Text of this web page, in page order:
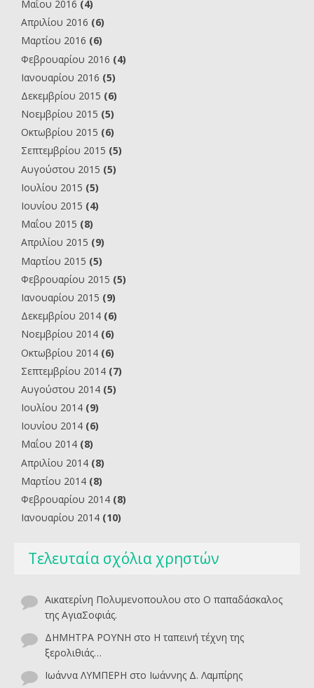
Μαΐου 2016 (4)
Απριλίου 2016 (6)
Μαρτίου 2016 (6)
Φεβρουαρίου 2016 (4)
Ιανουαρίου 2016 (5)
Δεκεμβρίου 2015 (6)
Νοεμβρίου 2015 (5)
Οκτωβρίου 2015 (6)
Σεπτεμβρίου 2015 (5)
Αυγούστου 2015 (5)
Ιουλίου 2015 (5)
Ιουνίου 2015 (4)
Μαΐου 2015 (8)
Απριλίου 2015 (9)
Μαρτίου 2015 (5)
Φεβρουαρίου 2015 (5)
Ιανουαρίου 2015 (9)
Δεκεμβρίου 2014 (6)
Νοεμβρίου 2014 (6)
Οκτωβρίου 2014 (6)
Σεπτεμβρίου 2014 (7)
Αυγούστου 2014 (5)
Ιουλίου 2014 (9)
Ιουνίου 2014 (6)
Μαΐου 2014 (8)
Απριλίου 2014 (8)
Μαρτίου 2014 (8)
Φεβρουαρίου 2014 (8)
Ιανουαρίου 2014 (10)
Τελευταία σχόλια χρηστών
Αικατερίνη Πολυμενοπουλου στο O παπαδάσκαλος
της ΑγιαΣοφιάς.
ΔΗΜΗΤΡΑ ΡΟΥΝΗ στο Η ταπεινή τέχνη της
ξερολιθιάς…
Ιωάννα ΛΥΜΠΕΡΗ στο Ιωάννης Δ. Λαμπίρης